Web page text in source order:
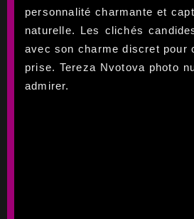
personnalité charmante et
naturelle. Les clichés
avec son charme discret pour
prise. Tereza Nvotova photo
admirer.